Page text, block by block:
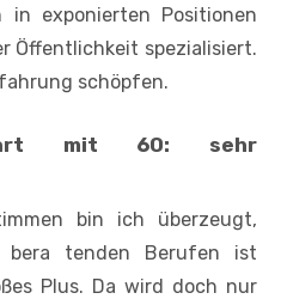
in exponierten Positionen
Öffentlichkeit spezialisiert.
schöpfen.
mit 60: sehr
bin ich überzeugt,
tenden Berufen ist
Plus. Da wird doch nur